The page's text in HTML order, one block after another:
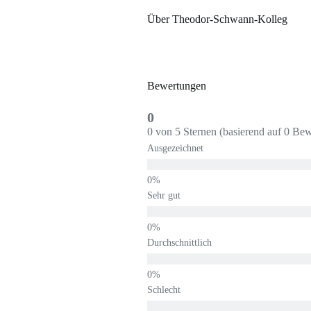
Über Theodor-Schwann-Kolleg
Bewertungen
0
0 von 5 Sternen (basierend auf 0
Ausgezeichnet
Sehr gut
Durchschnittlich
Schlecht